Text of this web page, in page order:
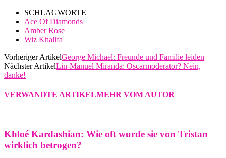
SCHLAGWORTE
Ace Of Diamonds
Amber Rose
Wiz Khalifa
Vorheriger ArtikelGeorge Michael: Freunde und Familie leiden
Nächster ArtikelLin-Manuel Miranda: Oscarmoderator? Nein,
danke!
VERWANDTE ARTIKELMEHR VOM AUTOR
Khloé Kardashian: Wie oft wurde sie von Tristan
wirklich betrogen?